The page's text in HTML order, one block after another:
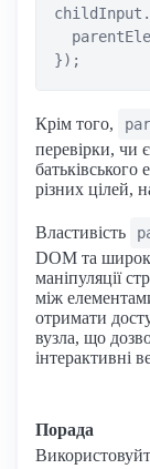
Крім того,
перевірки, чи
різних цілей,
Властивість
DOM та
маніпуляції
між
отримати
вузла, що
інтерактивні
Порада